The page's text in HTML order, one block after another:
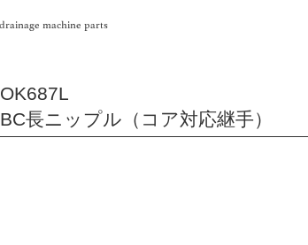
OK687L
BC長ニップル（コア対応継手）